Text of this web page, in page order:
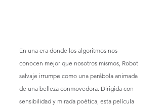
En una era donde los algoritmos nos
conocen mejor que nosotros mismos, Robot
salvaje irrumpe como una parábola animada
de una belleza conmovedora. Dirigida con
sensibilidad y mirada poética, esta película